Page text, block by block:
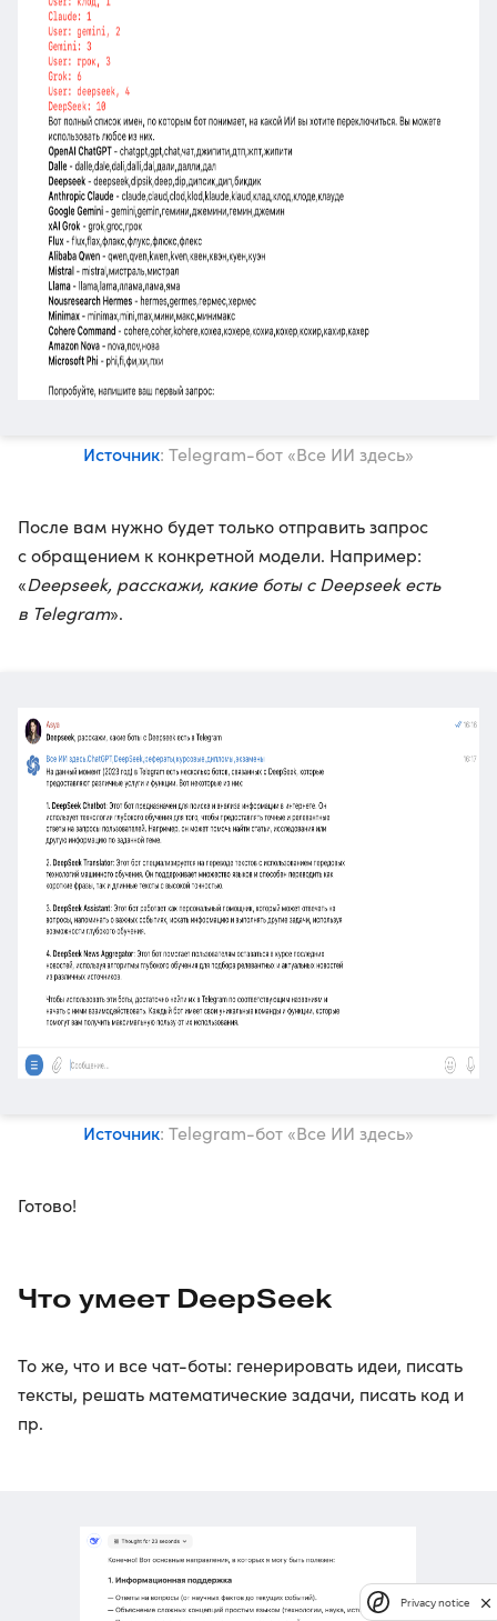
Источник: Telegram-бот «Все ИИ здесь»
После вам нужно будет только отправить запрос
с обращением к конкретной модели. Например:
«Deepseek, расскажи, какие боты с Deepseek есть
в Telegram».
Источник: Telegram-бот «Все ИИ здесь»
Готово!
Что умеет DeepSeek
То же, что и все чат-боты: генерировать идеи, писать
тексты, решать математические задачи, писать код и
пр.
Privacy notice